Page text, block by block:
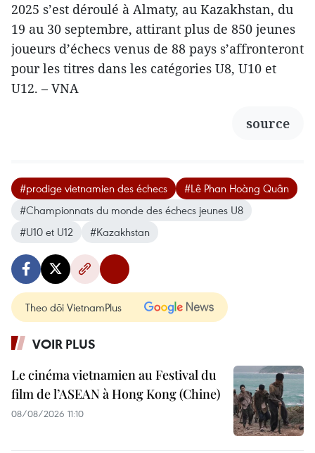
2025 s’est déroulé à Almaty, au Kazakhstan, du
19 au 30 septembre, attirant plus de 850 jeunes
joueurs d’échecs venus de 88 pays s’affronteront
pour les titres dans les catégories U8, U10 et
U12. – VNA
source
#prodige vietnamien des échecs
#Lê Phan Hoàng Quân
#Championnats du monde des échecs jeunes U8
#U10 et U12
#Kazakhstan
Theo dõi VietnamPlus
VOIR PLUS
Le cinéma vietnamien au Festival du
film de l’ASEAN à Hong Kong (Chine)
08/08/2026 11:10